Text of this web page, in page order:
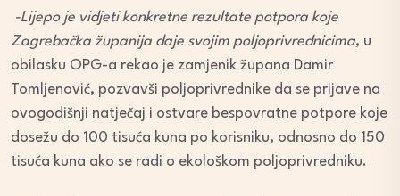
-Lijepo je vidjeti konkretne rezultate potpora koje
Zagrebačka županija daje svojim poljoprivrednicima, u
obilasku OPG-a rekao je zamjenik župana Damir
Tomljenović, pozvavši poljoprivrednike da se prijave na
ovogodišnji natječaj i ostvare bespovratne potpore koje
dosežu do 100 tisuća kuna po korisniku, odnosno do 150
tisuća kuna ako se radi o ekološkom poljoprivredniku.